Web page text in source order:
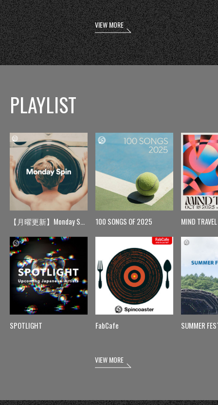
VIEW MORE
PLAYLIST
【月曜更新】Monday Spin
SPOTLIGHT
100 SONGS OF 2025
FabCafe
MIND TRAVEL
SUMMER
VIEW MORE